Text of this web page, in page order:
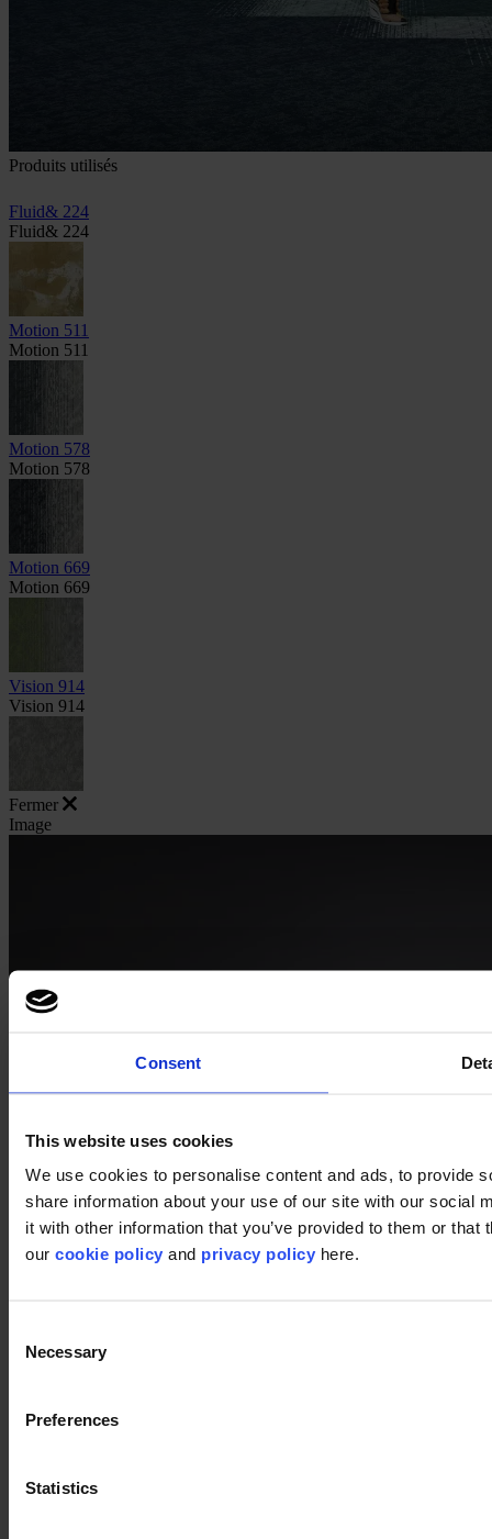
Consent
This website uses cookies
We use cookies to personalise content and ads, to provide
share information about your use of our site with our social
it with other information that you’ve provided to them or
our cookie policy and privacy policy here.
Selection
Necessary
Preferences
Statistics
Produits utilisés
Fluid& 224
Fluid& 224
Motion 511
Motion 511
Motion 578
Motion 578
Motion 669
Motion 669
Vision 914
Vision 914
Fermer
Image